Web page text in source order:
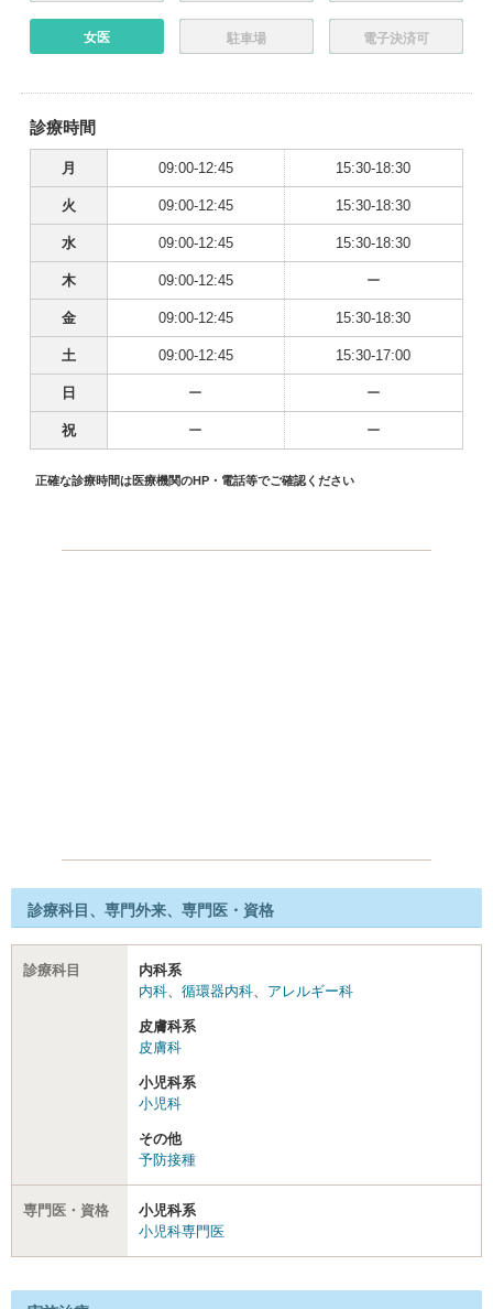
女医 駐車場 電子決済可
診療時間
月 09:00-12:45 15:30-18:30
火 09:00-12:45 15:30-18:30
水 09:00-12:45 15:30-18:30
木 09:00-12:45 ー
金 09:00-12:45 15:30-18:30
土 09:00-12:45 15:30-17:00
日 ー ー
祝 ー ー
正確な診療時間は医療機関のHP・電話等でご確認ください
診療科目、専門外来、専門医・資格
診療科目
内科系
内科、 循環器内科、 アレルギー科
皮膚科系
皮膚科
小児科系
小児科
その他
予防接種
専門医・資格
小児科系
小児科専門医